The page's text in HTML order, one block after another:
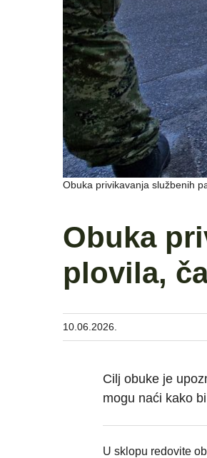
Obuka privikavanja službenih
Obuka
plovila,
10.06.2026.
Cilj obuke je
mogu naći kako
U sklopu redovite